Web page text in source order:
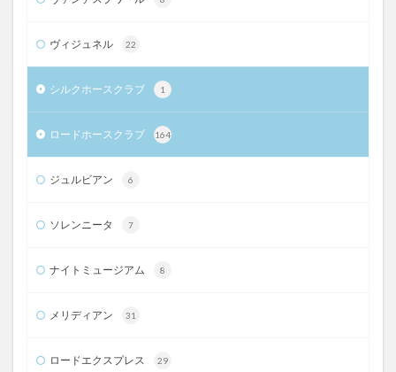
ヴィジュネル 22
シルクホースクラブ 1
ロードホースクラブ 164
ジュルビアン 6
ソレンニータ 7
ナイトミュージアム 8
メリディアン 31
ロードエクスプレス 29